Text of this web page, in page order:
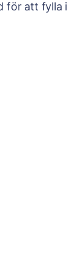
för att fylla